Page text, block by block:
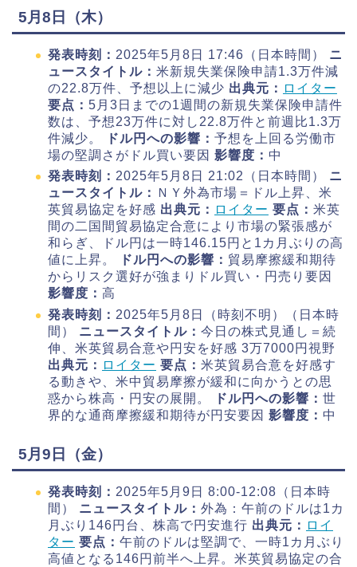
5月8日（木）
発表時刻： 2025年5月8日 17:46（日本時間） ニ
ュースタイトル： 米新規失業保険申請1.3万件減
の22.8万件、予想以上に減少 出典元： ロイター
要点： 5月3日までの1週間の新規失業保険申請件
数は、予想23万件に対し22.8万件と前週比1.3万
件減少。
ドル円への影響： 予想を上回る労働市
場の堅調さがドル買い要因 影響度： 中
発表時刻： 2025年5月8日 21:02（日本時間） ニ
ュースタイトル：
ＮＹ外為市場＝ドル上昇、米
英貿易協定を好感 出典元： ロイター 要点： 米英
間の二国間貿易協定合意により市場の緊張感が
和らぎ、ドル円は一時146.15円と1カ月ぶりの高
値に上昇。
ドル円への影響： 貿易摩擦緩和期待
からリスク選好が強まりドル買い・円売り要因
影響度： 高
発表時刻： 2025年5月8日（時刻不明）（日本時
間） ニュースタイトル： 今日の株式見通し＝続
伸、米英貿易合意や円安を好感 3万7000円視野
出典元： ロイター 要点： 米英貿易合意を好感す
る動きや、米中貿易摩擦が緩和に向かうとの思
惑から株高・円安の展開。
ドル円への影響： 世
界的な通商摩擦緩和期待が円安要因 影響度： 中
5月9日（金）
発表時刻： 2025年5月9日 8:00-12:08（日本時
間） ニュースタイトル： 外為：午前のドルは1カ
月ぶり146円台、株高で円安進行 出典元： ロイ
ター 要点： 午前のドルは堅調で、一時1カ月ぶり
高値となる146円前半へ上昇。米英貿易協定の合